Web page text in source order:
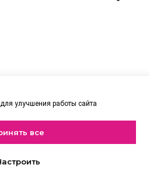
улучшения работы сайта
все